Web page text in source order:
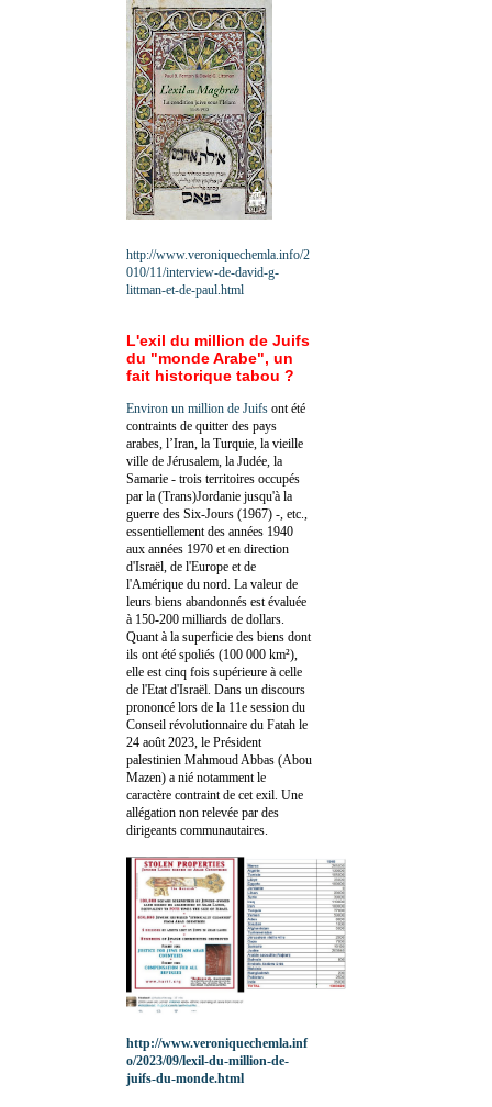
http://www.veroniquechemla.info/2
010/11/interview-de-david-g-
littman-et-de-paul.html
L'exil du million de Juifs
du "monde Arabe", un
fait historique tabou ?
Environ un million de Juifs ont été
contraints de quitter des pays
arabes, l’Iran, la Turquie, la vieille
ville de Jérusalem, la Judée, la
Samarie - trois territoires occupés
par la (Trans)Jordanie jusqu'à la
guerre des Six-Jours (1967) -, etc.,
essentiellement des années 1940
aux années 1970 et en direction
d'Israël, de l'Europe et de
l'Amérique du nord. La valeur de
leurs biens abandonnés est évaluée
à 150-200 milliards de dollars.
Quant à la superficie des biens dont
ils ont été spoliés (100 000 km²),
elle est cinq fois supérieure à celle
de l'Etat d'Israël. Dans un discours
prononcé lors de la 11e session du
Conseil révolutionnaire du Fatah le
24 août 2023, le Président
palestinien Mahmoud Abbas (Abou
Mazen) a nié notamment le
caractère contraint de cet exil. Une
allégation non relevée par des
dirigeants communautaires.
http://www.veroniquechemla.inf
o/2023/09/lexil-du-million-de-
juifs-du-monde.html